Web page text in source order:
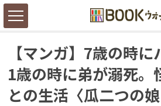
【マンガ】7歳の時
1歳の時に弟が溺死。
との生活〈瓜二つの娘